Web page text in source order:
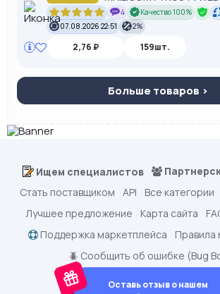
4
Качество 100%
07.08.2026 22:51
2%
2,76 ₽ 159шт.
Больше товаров >
Ищем специалистов
Стать поставщиком
API Все категории
Лучшее предложение
Карта сайта
Поддержка маркетплейса
Правила
🪲 Сообщить об ошибке (Bug
Оставь отзыв о нашем